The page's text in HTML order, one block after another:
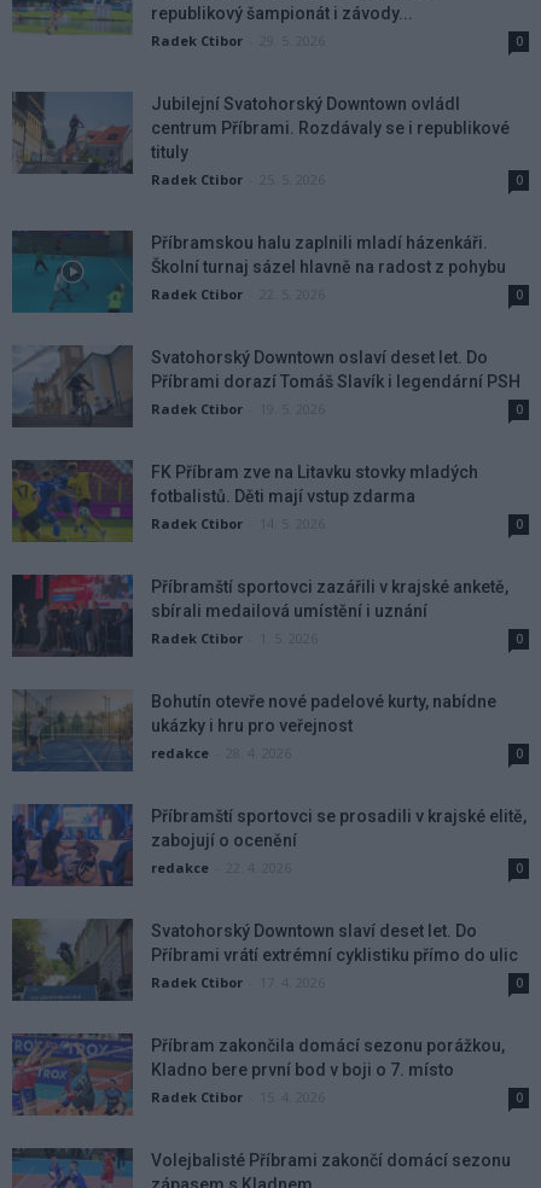
republikový šampionát i závody...
Radek Ctibor 0
Jubilejní Svatohorský Downtown ovládl
centrum Příbrami. Rozdávaly se i republikové
tituly
Radek Ctibor 0
Příbramskou halu zaplnili mladí házenkáři.
Školní turnaj sázel hlavně na radost z pohybu
Radek Ctibor 0
Svatohorský Downtown oslaví deset let. Do
Příbrami dorazí Tomáš Slavík i legendární PSH
Radek Ctibor 0
FK Příbram zve na Litavku stovky mladých
fotbalistů. Děti mají vstup zdarma
Radek Ctibor 0
Příbramští sportovci zazářili v krajské anketě,
sbírali medailová umístění i uznání
Radek Ctibor 0
Bohutín otevře nové padelové kurty, nabídne
ukázky i hru pro veřejnost
redakce 0
Příbramští sportovci se prosadili v krajské elitě,
zabojují o ocenění
redakce 0
Svatohorský Downtown slaví deset let. Do
Příbrami vrátí extrémní cyklistiku přímo do ulic
Radek Ctibor 0
Příbram zakončila domácí sezonu porážkou,
Kladno bere první bod v boji o 7. místo
Radek Ctibor 0
Volejbalisté Příbrami zakončí domácí sezonu
zápasem s Kladnem